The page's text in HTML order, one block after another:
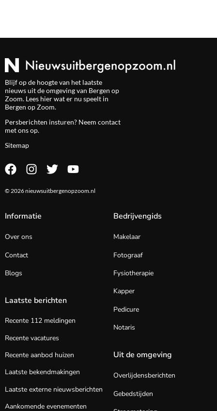
Blijf op de hoogte van het laatste
nieuws uit de omgeving van Bergen op
Zoom. Lees hier wat er nu speelt in
Bergen op Zoom.
Persberichten insturen? Neem contact
met ons op.
Sitemap
© 2026 nieuwsuitbergenopzoom.nl
Informatie
Over ons
Contact
Blogs
Laatste berichten
Recente 112 meldingen
Recente vacatures
Recente aanbod huizen
Laatste bekendmakingen
Laatste externe nieuwsberichten
Aankomende evenementen
Bedrijvengids
Makelaar
Fotograaf
Fysiotherapie
Kapper
Pedicure
Notaris
Uit de omgeving
Overlijdensberichten
Gebedstijden